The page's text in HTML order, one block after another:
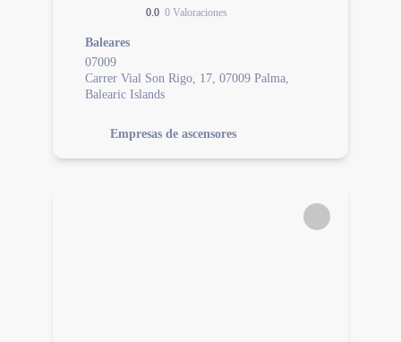
0.0 0 Valoraciones
Baleares
07009
Carrer Vial Son Rigo, 17, 07009 Palma,
Balearic Islands
Empresas de ascensores